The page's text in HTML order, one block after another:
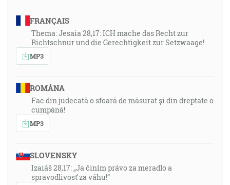
FRANÇAIS
Thema: Jesaia 28,17: ICH mache das Recht zur
Richtschnur und die Gerechtigkeit zur Setzwaage!
MP3
ROMÂNA
Fac din judecată o sfoară de măsurat și din dreptate o
cumpănă!
MP3
SLOVENSKY
Izaiáš 28,17: „Ja činím právo za meradlo a
spravodlivosť za váhu!“